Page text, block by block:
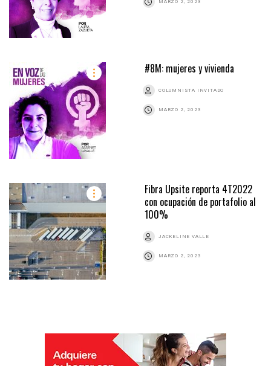
MARZO 2, 2023
#8M: mujeres y vivienda
COLUMNISTA INVITADO
MARZO 2, 2023
Fibra Upsite reporta 4T2022
con ocupación de portafolio al
100%
JACKELINE VALLE
MARZO 2, 2023